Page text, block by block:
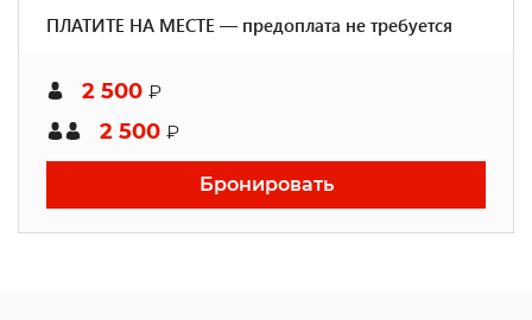
ПЛАТИТЕ НА МЕСТЕ — предоплата не требуется
2 500 ₽
2 500 ₽
Бронировать